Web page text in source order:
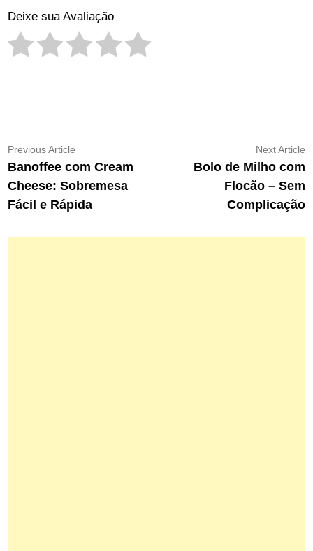
Deixe sua Avaliação
Navegação
de
Post
Previous Article
article:
Banoffee com Cream
Cheese: Sobremesa
Fácil e Rápida
Next Article
Bolo de Milho com
Flocão – Sem
Complicação